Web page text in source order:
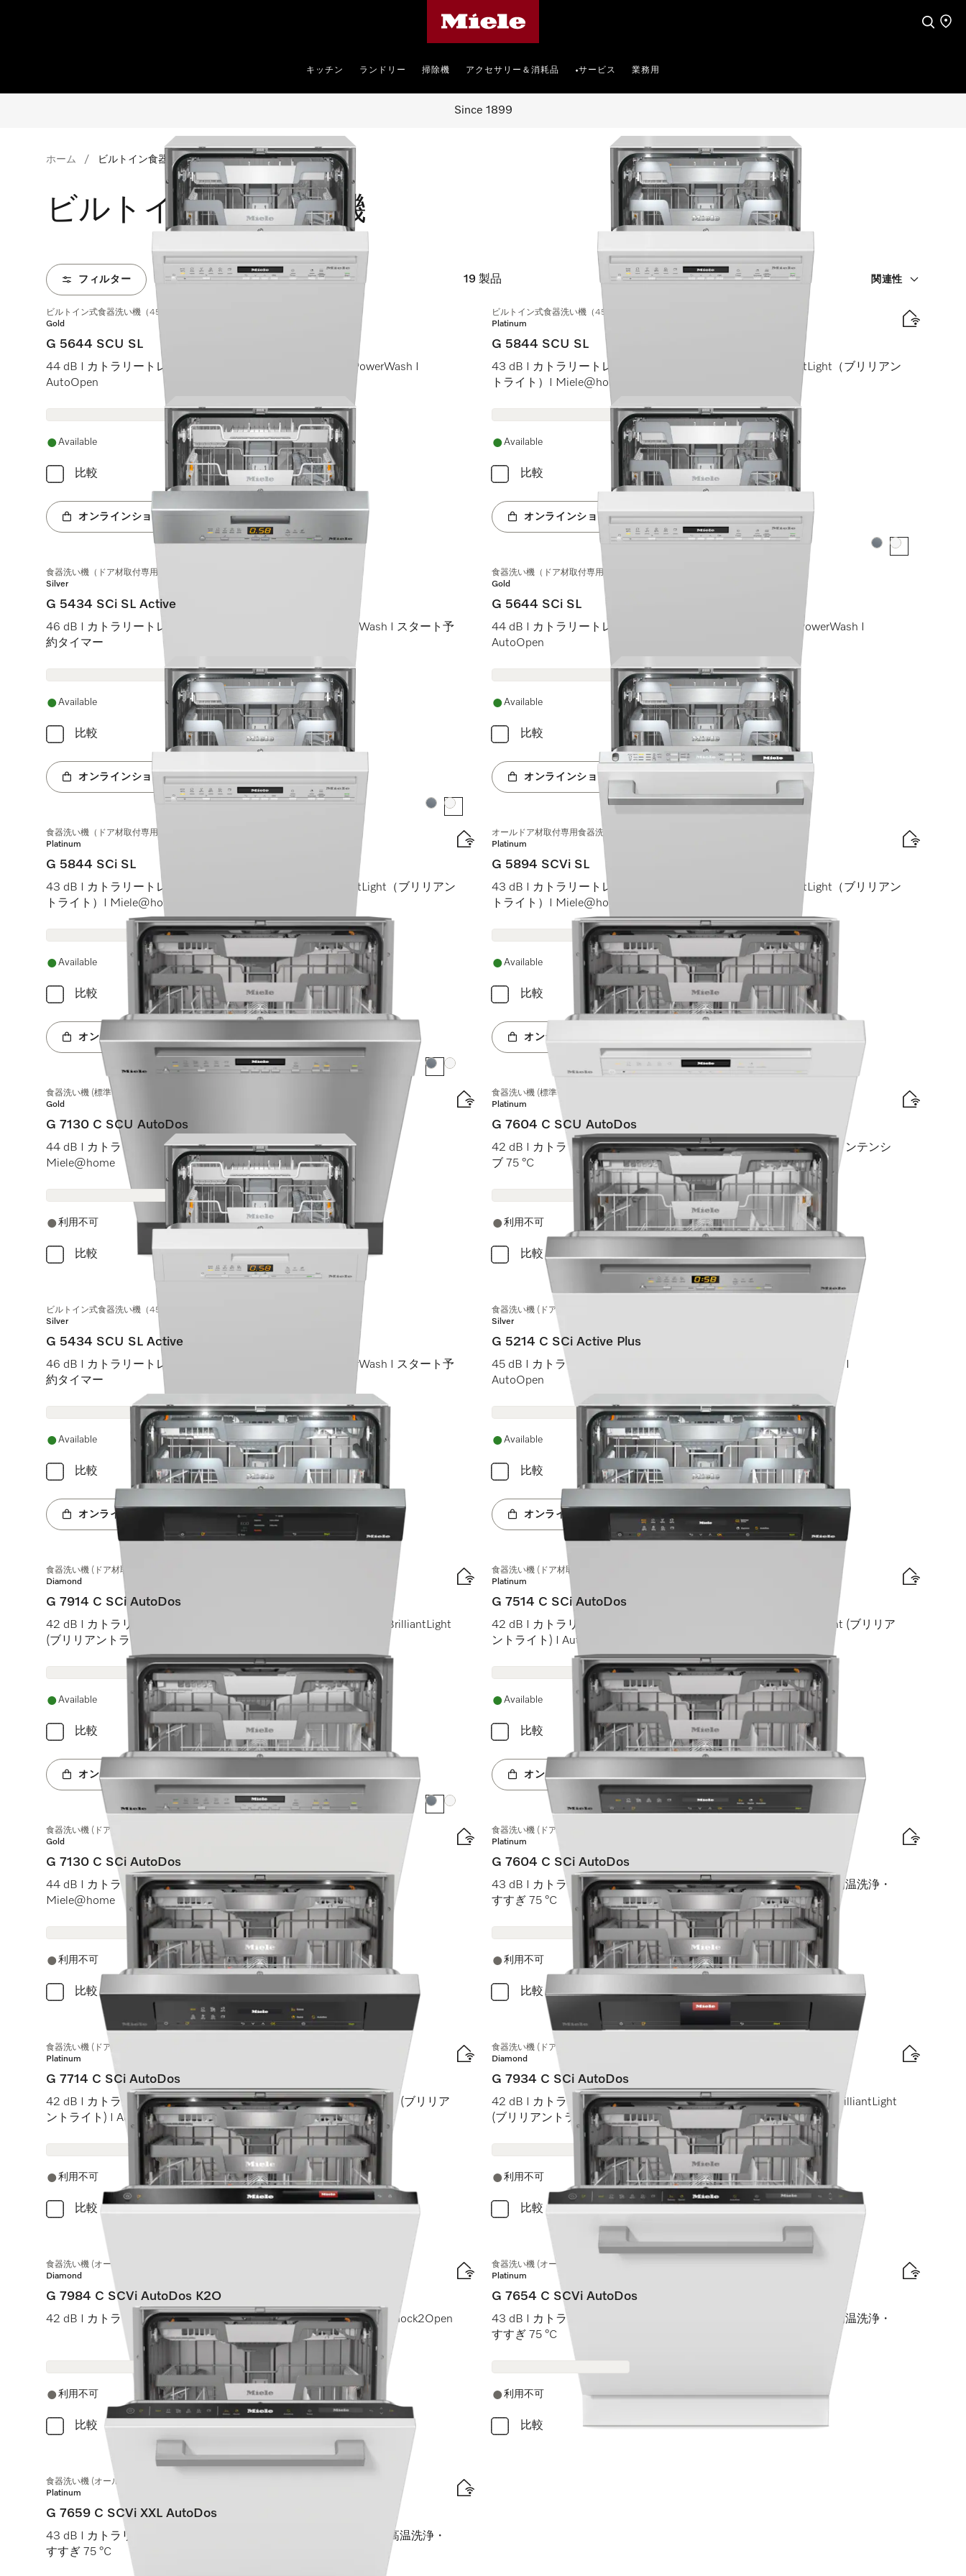
検索 店舗
キッチン ランドリー 掃除機 アクセサリー＆消耗品 •サービス 業務用
Since 1899
ホーム ビルトイン食器洗い機
ビルトイン食器洗い機
フィルター 19 製品 関連性
ビルトイン式食器洗い機（45 cm）
Gold
G 5644 SCU SL
44 dB I カトラリートレイ I ExtraComfortバスケット I QuickPowerWash I
AutoOpen
Available
比較
オンラインショップへ
ビルトイン式食器洗い機（45 cm）
Platinum
G 5844 SCU SL
43 dB I カトラリートレイ I MaxiComfortバスケット I BrilliantLight（ブリリアン
トライト）I Miele@home
Available
比較
オンラインショップへ
食器洗い機（ドア材取付専用タイプ、45 cm）
Silver
G 5434 SCi SL Active
46 dB I カトラリートレイ I Comfortバスケット I QuickPowerWash I スタート予
約タイマー
Available
比較
オンラインショップへ
カラー:カラー:
食器洗い機（ドア材取付専用タイプ、45 cm）
Gold
G 5644 SCi SL
44 dB I カトラリートレイ I ExtraComfortバスケット I QuickPowerWash I
AutoOpen
Available
比較
オンラインショップへ
カラー:カラー:
食器洗い機（ドア材取付専用タイプ、45 cm）
Platinum
G 5844 SCi SL
43 dB I カトラリートレイ I MaxiComfortバスケット I BrilliantLight（ブリリアン
トライト）I Miele@home
Available
比較
オンラインショップへ
オールドア材取付専用食器洗い機（45 cm）
Platinum
G 5894 SCVi SL
43 dB I カトラリートレイ I MaxiComfortバスケット I BrilliantLight（ブリリアン
トライト）I Miele@home
Available
比較
オンラインショップへ
カラー:カラー:
食器洗い機 (標準ドア装備タイプ)
Gold
G 7130 C SCU AutoDos
44 dB I カトラリートレイ I ExtraComfort Cバスケット I AutoDos I
Miele@home
利用不可
比較
食器洗い機 (標準ドア装備タイプ)
Platinum
G 7604 C SCU AutoDos
42 dB I カトラリートレイ I ExtraComfort Cバスケット I AutoDos I インテンシ
ブ 75 °C
利用不可
比較
ビルトイン式食器洗い機（45 cm）
Silver
G 5434 SCU SL Active
46 dB I カトラリートレイ I Comfortバスケット I QuickPowerWash I スタート予
約タイマー
Available
比較
オンラインショップへ
食器洗い機 (ドア材取付専用タイプ)
Silver
G 5214 C SCi Active Plus
45 dB I カトラリートレイ I Comfort Cバスケット I QuickPowerWash I
AutoOpen
Available
比較
オンラインショップへ
食器洗い機 (ドア材取付専用タイプ)
Diamond
G 7914 C SCi AutoDos
42 dB I カトラリートレイ I MaxiComfort Cバスケット I M Touch I BrilliantLight
(ブリリアントライト)
Available
比較
オンラインショップへ
食器洗い機 (ドア材取付専用タイプ)
Platinum
G 7514 C SCi AutoDos
42 dB I カトラリートレイ I MaxiComfort Cバスケット I BrilliantLight (ブリリア
ントライト) I AutoDos
Available
比較
オンラインショップへ
カラー:カラー:
食器洗い機 (ドア材取付専用タイプ)
Gold
G 7130 C SCi AutoDos
44 dB I カトラリートレイ I ExtraComfort Cバスケット I AutoDos I
Miele@home
利用不可
比較
食器洗い機 (ドア材取付専用タイプ)
Platinum
G 7604 C SCi AutoDos
43 dB I カトラリートレイ I ExtraComfort Cバスケット I AutoDos I 高温洗浄・
すすぎ 75 °C
利用不可
比較
食器洗い機 (ドア材取付専用タイプ)
Platinum
G 7714 C SCi AutoDos
42 dB I カトラリートレイ I MaxiComfort Cバスケット I BrilliantLight (ブリリア
ントライト) I AutoDos
利用不可
比較
食器洗い機 (ドア材取付専用タイプ)
Diamond
G 7934 C SCi AutoDos
42 dB I カトラリートレイ I MaxiComfort Cバスケット I M Touch I BrilliantLight
(ブリリアントライト)
利用不可
比較
食器洗い機 (オールドア材取付専用タイプ)
Diamond
G 7984 C SCVi AutoDos K2O
42 dB I カトラリートレイ I MaxiComfort Cバスケット I M Touch I Knock2Open
利用不可
比較
食器洗い機 (オールドア材取付専用タイプ)
Platinum
G 7654 C SCVi AutoDos
43 dB I カトラリートレイ I ExtraComfort Cバスケット I AutoDos I 高温洗浄・
すすぎ 75 °C
利用不可
比較
食器洗い機 (オールドア材取付専用タイプ) XXL
Platinum
G 7659 C SCVi XXL AutoDos
43 dB I カトラリートレイ I ExtraComfort Cバスケット I AutoDos I 高温洗浄・
すすぎ 75 °C